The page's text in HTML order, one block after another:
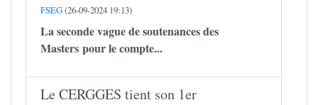
FSEG(26-09-2024 19:13)
La seconde vague de soutenances des
Masters pour le compte...
Le CERGGES tient son 1er